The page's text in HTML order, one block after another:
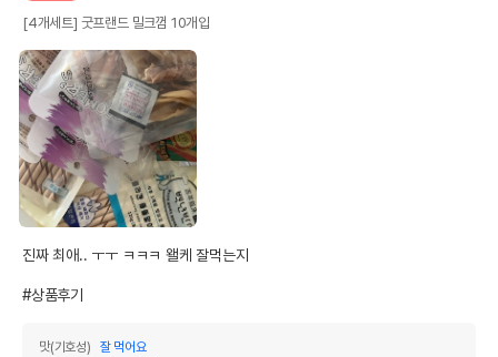
[4개세트] 굿프랜드 밀크껌 10개입
진짜 최애.. ㅜㅜ ㅋㅋㅋ 왤케 잘먹는지
#상품후기
맛(기호성)
잘 먹어요